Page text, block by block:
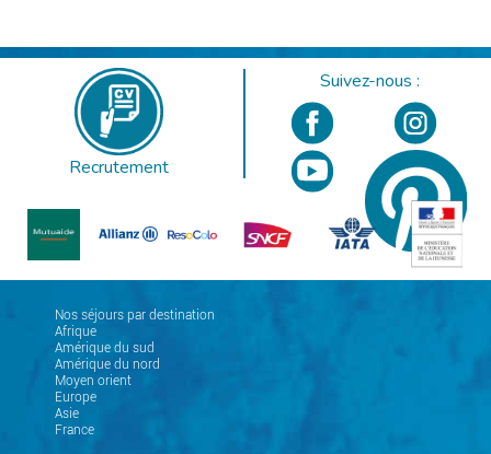
Recrutement
Suivez-nous :
Nos séjours par destination
Afrique
Amérique du sud
Amérique du nord
Moyen orient
Europe
Asie
France